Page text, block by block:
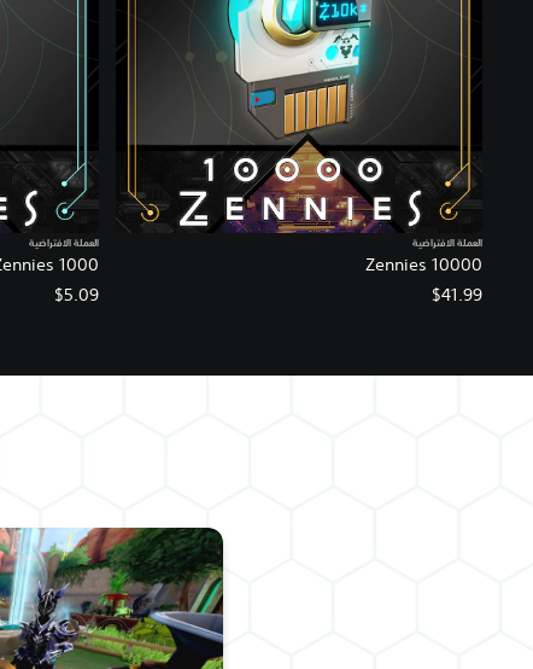
10000 Zennies
العملة الافتراضية
$41.99
1000 Zennies
العملة الافتراضية
$5.09